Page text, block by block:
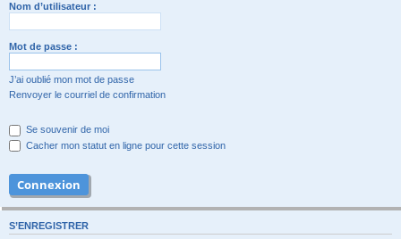
Nom d’utilisateur :
Mot de passe :
J’ai oublié mon mot de passe
Renvoyer le courriel de confirmation
Se souvenir de moi
Cacher mon statut en ligne pour cette session
S’ENREGISTRER